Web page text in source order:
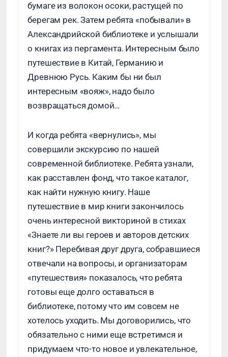
бумаге из волокон осоки, растущей по
берегам рек. Затем ребята «побывали» в
Александрийской библиотеке и услышали
о книгах из пергамента. Интересным было
путешествие в Китай, Германию и
Древнюю Русь. Каким бы ни был
интересным «вояж», надо было
возвращаться домой…
И когда ребята «вернулись», мы
совершили экскурсию по нашей
современной библиотеке. Ребята узнали,
как расставлен фонд, что такое каталог,
как найти нужную книгу. Наше
путешествие в мир книги закончилось
очень интересной викториной в стихах
«Знаете ли вы героев и авторов детских
книг?» Перебивая друг друга, собравшиеся
отвечали на вопросы, и организаторам
«путешествия» показалось, что ребята
готовы еще долго оставаться в
библиотеке, потому что им совсем не
хотелось уходить. Мы договорились, что
обязательно с ними еще встретимся и
придумаем что-то новое и увлекательное,